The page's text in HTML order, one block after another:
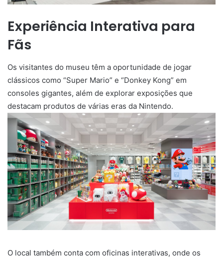
Experiência Interativa para
Fãs
Os visitantes do museu têm a oportunidade de jogar
clássicos como “Super Mario” e “Donkey Kong” em
consoles gigantes, além de explorar exposições que
destacam produtos de várias eras da Nintendo.
O local também conta com oficinas interativas, onde os